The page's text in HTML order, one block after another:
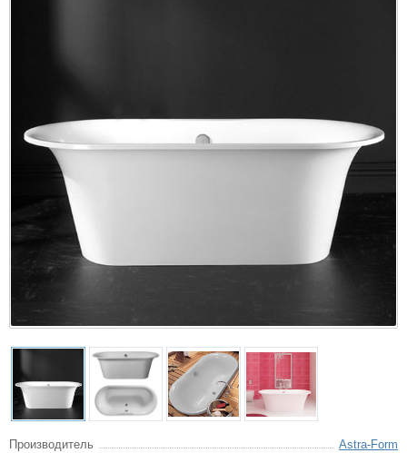
Производитель
Astra-Form